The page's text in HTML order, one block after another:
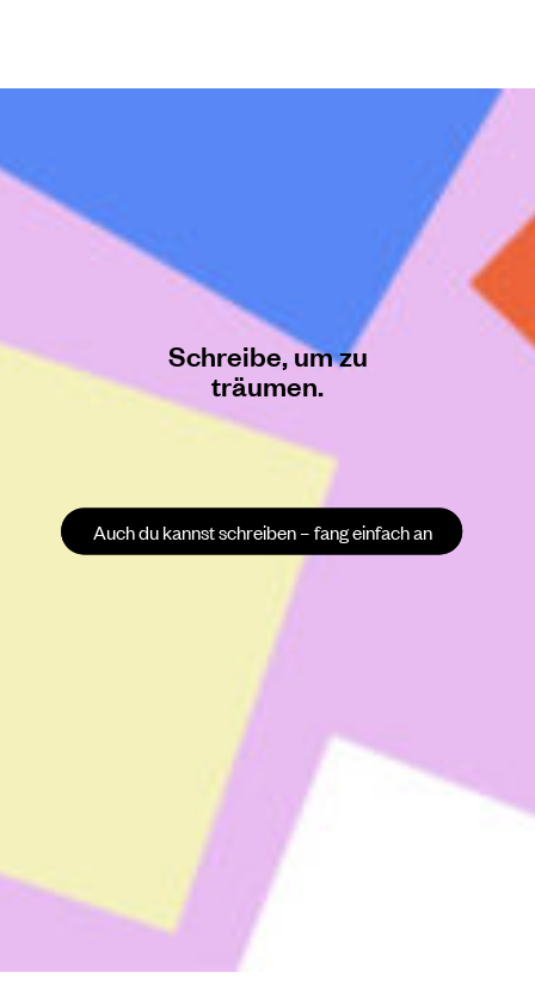
Auch du kannst schreiben – fang einfach an
Schreibe, um zu
träumen.